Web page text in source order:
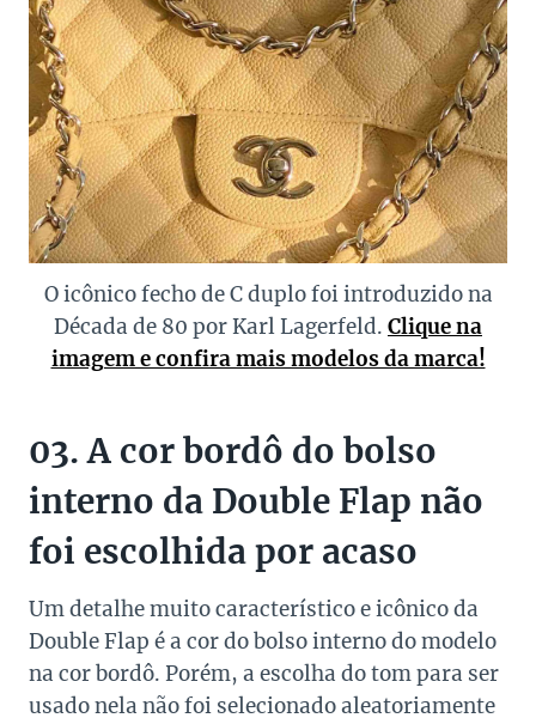
O icônico fecho de C duplo foi introduzido na
Década de 80 por Karl Lagerfeld. Clique na
imagem e confira mais modelos da marca!
03. A cor bordô do bolso
interno da Double Flap não
foi escolhida por acaso
Um detalhe muito característico e icônico da
Double Flap é a cor do bolso interno do modelo
na cor bordô. Porém, a escolha do tom para ser
usado nela não foi selecionado aleatoriamente